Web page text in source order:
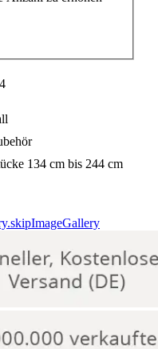
134 cm bis 244 cm